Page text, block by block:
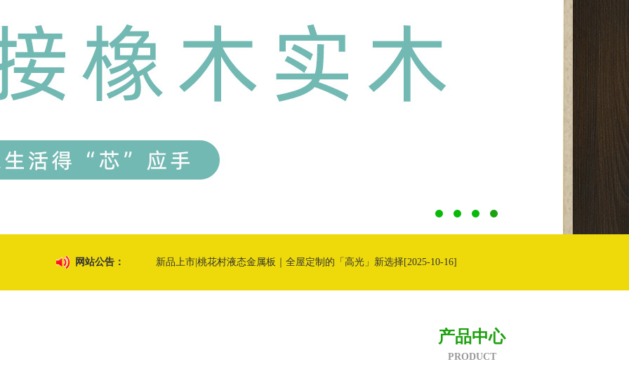
网站公告： 销量领跑！桃花村四大王牌花色交出美学答卷！[2026-06-26]
产品中心
PRODUCT